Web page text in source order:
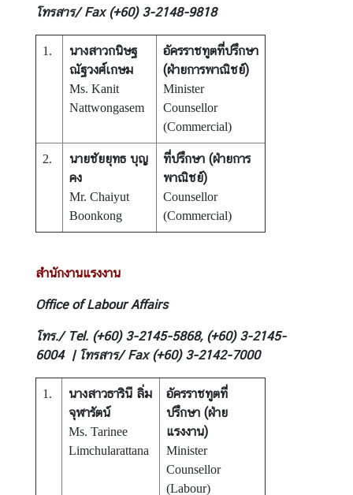
โทรสาร/ Fax (+60) 3-2148-9818
1.
นางสาวกนิษฐ
ณัฐวงศ์เกษม
Ms. Kanit
Nattwongasem
อัครราชทูตที่ปรึกษา
(ฝ่ายการพาณิชย์)
Minister
Counsellor
(Commercial)
2.
นายชัยยุทธ บุญ
คง
Mr. Chaiyut
Boonkong
ที่ปรึกษา (ฝ่ายการ
พาณิชย์)
Counsellor
(Commercial)
สำนักงานแรงงาน
Office of Labour Affairs
โทร./ Tel. (+60) 3-2145-5868, (+60) 3-2145-
6004 | โทรสาร/ Fax (+60) 3-2142-7000
1.
นางสาวธารินี ลิ่ม
จุฬารัตน์
Ms. Tarinee
Limchularattana
อัครราชทูตที่
ปรึกษา (ฝ่าย
แรงงาน)
Minister
Counsellor
(Labour)